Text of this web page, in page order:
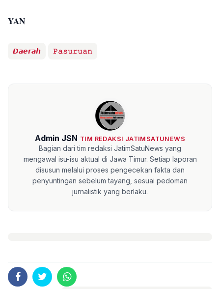
YAN
𝘿𝙖𝙚𝙧𝙖𝙝 𝙿𝚊𝚜𝚞𝚛𝚞𝚊𝚗
Admin JSN TIM REDAKSI JATIMSATUNEWS
Bagian dari tim redaksi JatimSatuNews yang
mengawal isu-isu aktual di Jawa Timur. Setiap laporan
disusun melalui proses pengecekan fakta dan
penyuntingan sebelum tayang, sesuai pedoman
jurnalistik yang berlaku.